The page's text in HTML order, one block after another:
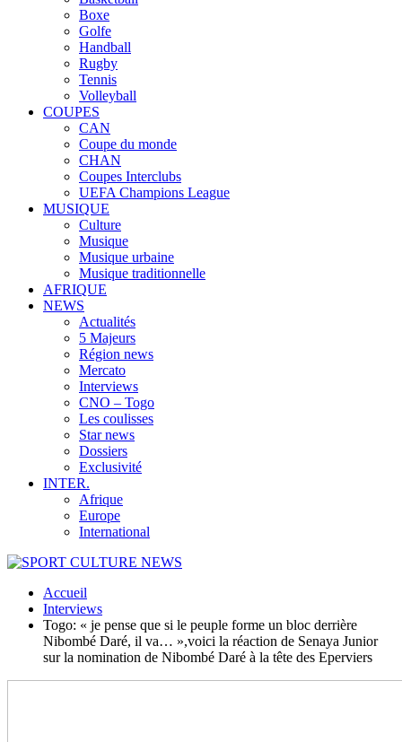
Boxe
Golfe
Handball
Rugby
Tennis
Volleyball
COUPES
CAN
Coupe du monde
CHAN
Coupes Interclubs
UEFA Champions League
MUSIQUE
Culture
Musique
Musique urbaine
Musique traditionnelle
AFRIQUE
NEWS
Actualités
5 Majeurs
Région news
Mercato
Interviews
CNO – Togo
Les coulisses
Star news
Dossiers
Exclusivité
INTER.
Afrique
Europe
International
Accueil
Interviews
Togo: « je pense que si le peuple forme un bloc derrière
Nibombé Daré, il va… »,voici la réaction de Senaya Junior
sur la nomination de Nibombé Daré à la tête des Eperviers